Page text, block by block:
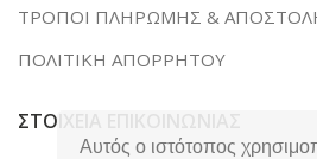
Αυτός ο ιστότοπος
ΤΡΟΠΟΙ ΠΛΗΡΩΜΗΣ &
ΠΟΛΙΤΙΚΗ ΑΠΟΡΡΗΤΟΥ
ΣΤΟΙΧΕΙΑ ΕΠΙΚΟΙΝΩΝΙΑΣ